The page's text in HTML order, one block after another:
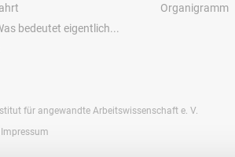
bedeutet eigentlich...
Organigramm
für angewandte Arbeitswissenschaft e. V.
Impressum